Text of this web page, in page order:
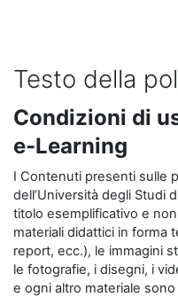
Testo della
Condizioni di
e-Learning
I Contenuti presenti sulle
dell’Università degli Studi
titolo esemplificativo e
materiali didattici in forma
report, ecc.), le immagini
le fotografie, i disegni, i
e ogni altro materiale